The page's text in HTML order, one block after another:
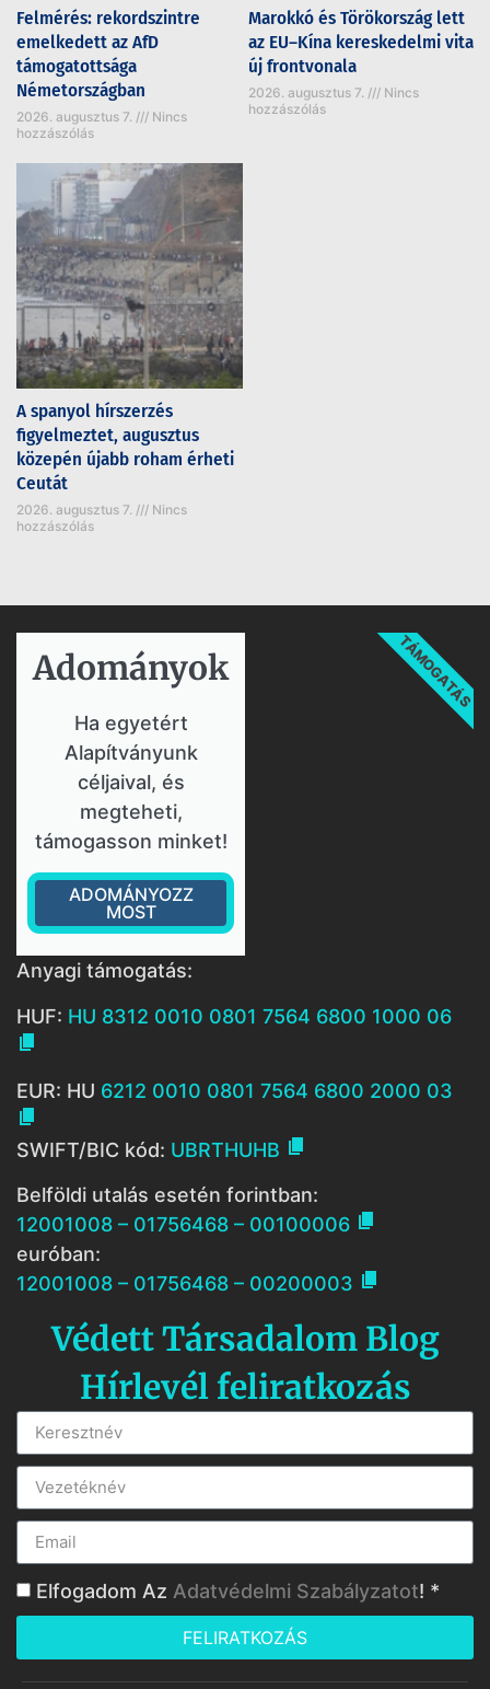
Felmérés: rekordszintre
emelkedett az AfD
támogatottsága
Németországban
2026. augusztus 7.
Nincs
hozzászólás
Marokkó és Törökország lett
az EU–Kína kereskedelmi vita
új frontvonala
2026. augusztus 7.
Nincs
hozzászólás
A spanyol hírszerzés
figyelmeztet, augusztus
közepén újabb roham érheti
Ceutát
2026. augusztus 7.
Nincs
hozzászólás
Adományok​
Ha egyetért
Alapítványunk
céljaival, és
megteheti,
támogasson minket!
ADOMÁNYOZZ
MOST
TÁMOGATÁS
Anyagi támogatás:
HUF: HU 8312 0010 0801 7564 6800 1000 06

EUR: HU 6212 0010 0801 7564 6800 2000 03

SWIFT/BIC kód: UBRTHUHB 
Belföldi utalás esetén forintban:
12001008 – 01756468 – 00100006 
euróban:
12001008 – 01756468 – 00200003 
Védett Társadalom Blog
Hírlevél feliratkozás
Elfogadom Az Adatvédelmi Szabályzatot! *
FELIRATKOZÁS